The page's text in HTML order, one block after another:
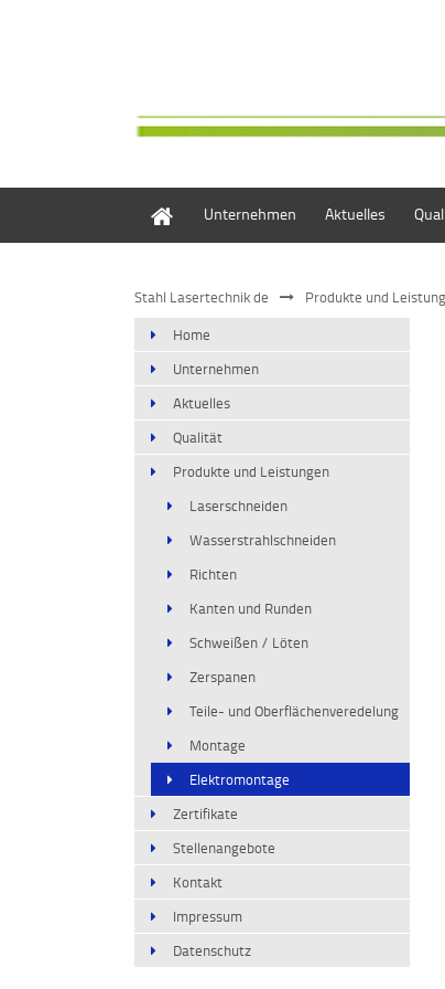
Unternehmen Aktuelles
Stahl Lasertechnik de Produkte und
Home
Unternehmen
Aktuelles
Qualität
Produkte und Leistungen
Laserschneiden
Wasserstrahlschneiden
Richten
Kanten und Runden
Schweißen / Löten
Zerspanen
Teile- und Oberflächenveredelung
Montage
Elektromontage
Zertifikate
Stellenangebote
Kontakt
Impressum
Datenschutz